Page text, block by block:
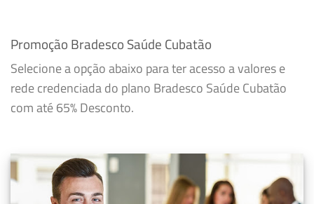
Promoção Bradesco Saúde Cubatão
Selecione a opção abaixo para ter acesso a valores e
rede credenciada do plano Bradesco Saúde Cubatão
com até 65% Desconto.